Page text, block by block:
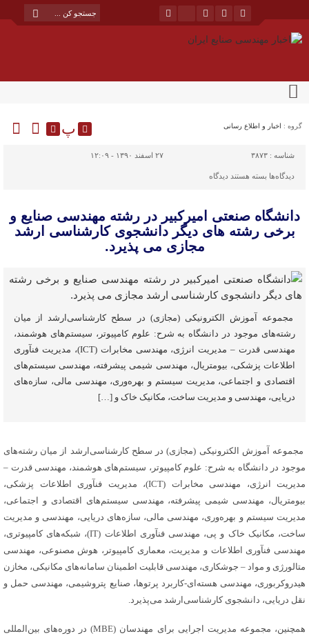
گروه : اخبار و اطلاع رسانی پ
شناسه : ۳۸۷۳ ۲۷ اسفند ۱۳۹۰ - ۱۲:۰۹
دیدگاه‌ها برای
صنعتی
امیرکبیر
رشته
مهندسی
صنایع
و
رشته
های
دانشجوی
کارشناسی
ارشد
مجازی
پذیرد.
بسته هستند دیدگاه
دانشگاه صنعتی امیرکبیر در رشته مهندسی صنایع و
برخی رشته های دیگر دانشجوی کارشناسی ارشد
مجازی می پذیرد.
مجموعه آموزش الکترونیکی (مجازی) در سطح کارشناسی‌ارشد از میان
رشته‌های موجود در دانشگاه به شرح: علوم کامپیوتر، سیستم‌های هوشمند،
مهندسی قدرت – مدیریت انرژی، مهندسی مخابرات (ICT)، مدیریت فنآوری
اطلاعات پزشکی، بیومتریال، مهندسی شیمی پیشرفته، مهندسی سیستم‌های
اقتصادی و اجتماعی، مدیریت سیستم و بهره‌وری، مهندسی مالی، سازه‌های
دریایی، مهندسی و مدیریت ساخت، مکانیک خاک و […]
مجموعه آموزش الکترونیکی (مجازی) در سطح کارشناسی‌ارشد از میان رشته‌های
موجود در دانشگاه به شرح: علوم کامپیوتر، سیستم‌های هوشمند، مهندسی قدرت –
مدیریت انرژی، مهندسی مخابرات (ICT)، مدیریت فنآوری اطلاعات پزشکی،
بیومتریال، مهندسی شیمی پیشرفته، مهندسی سیستم‌های اقتصادی و اجتماعی،
مدیریت سیستم و بهره‌وری، مهندسی مالی، سازه‌های دریایی، مهندسی و مدیریت
ساخت، مکانیک خاک و پی، مهندسی فنآوری اطلاعات (IT)، شبکه‌های کامپیوتری،
مهندسی فنآوری اطلاعات و مدیریت، معماری کامپیوتر، هوش مصنوعی، مهندسی
متالورژی و مواد – جوشکاری، مهندسی قابلیت اطمینان سامانه‌های مکانیکی، مخازن
هیدروکربوری، مهندسی هسته‌ای-کاربرد پرتوها، صنایع پتروشیمی، مهندسی حمل و
نقل دریایی، دانشجوی کارشناسی‌ارشد می‌پذیرد.
همچنین، مجموعه مدیریت اجرایی برای مهندسان (MBE) در دوره‌های بین‌المللی